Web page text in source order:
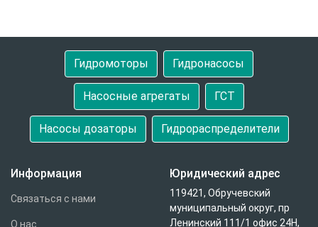
Гидромоторы Гидронасосы
Насосные агрегаты ГСТ
Насосы дозаторы Гидрораспределители
Информация
Связаться с нами
О нас
Юридический адрес
119421, Обручевский
муниципальный округ, пр
Ленинский 111/1 офис 24Н,